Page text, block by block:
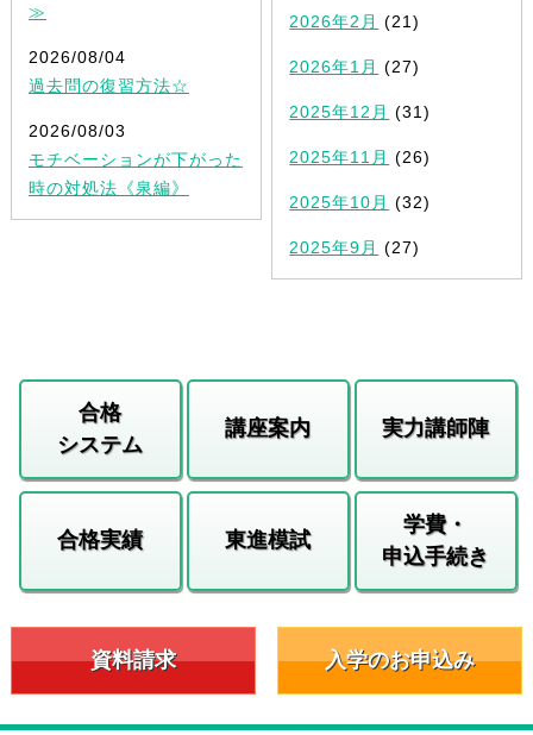
≫
2026/08/04
過去問の復習方法☆
2026/08/03
モチベーションが下がった
時の対処法《泉編》
2026年2月 (21)
2026年1月 (27)
2025年12月 (31)
2025年11月 (26)
2025年10月 (32)
2025年9月 (27)
合格
システム
講座案内 実力講師陣
合格実績 東進模試
学費・
申込手続き
資料請求 入学のお申込み